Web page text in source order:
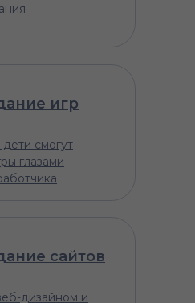
дети смогут
глазами
игр
дизайном и
сайтов